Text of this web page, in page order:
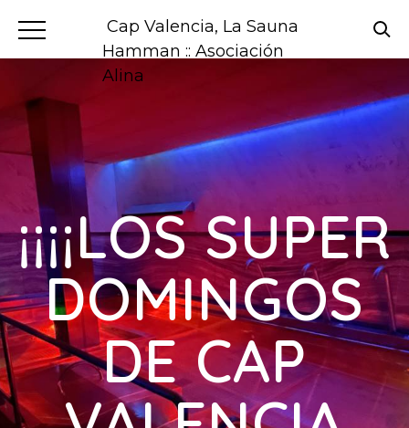
Cap Valencia, La Sauna
Hamman :: Asociación
Alina
¡¡¡¡LOS SUPER
DOMINGOS
DE CAP